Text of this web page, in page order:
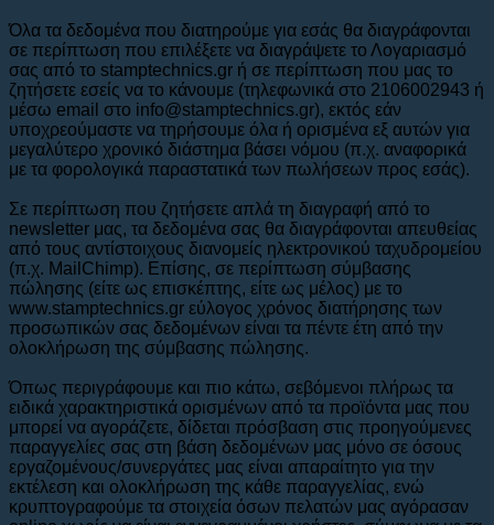
Όλα τα δεδομένα που διατηρούμε για εσάς θα διαγράφονται
σε περίπτωση που επιλέξετε να διαγράψετε το Λογαριασμό
σας από το stamptechnics.gr ή σε περίπτωση που μας το
ζητήσετε εσείς να το κάνουμε (τηλεφωνικά στο 2106002943 ή
μέσω email στο info@stamptechnics.gr), εκτός εάν
υποχρεούμαστε να τηρήσουμε όλα ή ορισμένα εξ αυτών για
μεγαλύτερο χρονικό διάστημα βάσει νόμου (π.χ. αναφορικά
με τα φορολογικά παραστατικά των πωλήσεων προς εσάς).
Σε περίπτωση που ζητήσετε απλά τη διαγραφή από το
newsletter μας, τα δεδομένα σας θα διαγράφονται απευθείας
από τους αντίστοιχους διανομείς ηλεκτρονικού ταχυδρομείου
(π.χ. MailChimp). Επίσης, σε περίπτωση σύμβασης
πώλησης (είτε ως επισκέπτης, είτε ως μέλος) με το
www.stamptechnics.gr εύλογος χρόνος διατήρησης των
προσωπικών σας δεδομένων είναι τα πέντε έτη από την
ολοκλήρωση της σύμβασης πώλησης.
Όπως περιγράφουμε και πιο κάτω, σεβόμενοι πλήρως τα
ειδικά χαρακτηριστικά ορισμένων από τα προϊόντα μας που
μπορεί να αγοράζετε, δίδεται πρόσβαση στις προηγούμενες
παραγγελίες σας στη βάση δεδομένων μας μόνο σε όσους
εργαζομένους/συνεργάτες μας είναι απαραίτητο για την
εκτέλεση και ολοκλήρωση της κάθε παραγγελίας, ενώ
κρυπτογραφούμε τα στοιχεία όσων πελατών μας αγόρασαν